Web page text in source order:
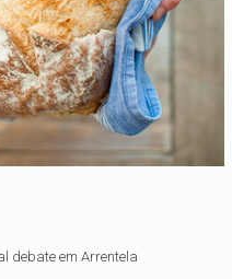
debate em Arrentela